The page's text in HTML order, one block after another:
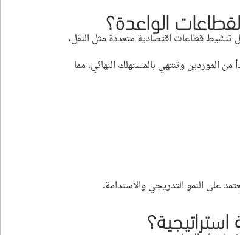
الواعدة؟
تنشيط قطاعات اقتصادية متعددة مثل النقل،
وتنتهي بالمستهلك النهائي، مما
على النمو التدريجي والاستدامة.